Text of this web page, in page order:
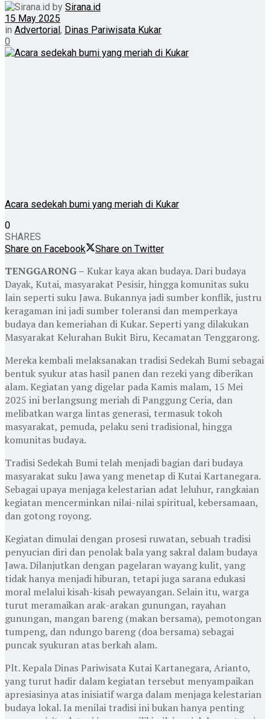
by Sirana.id
15 May 2025
in Advertorial, Dinas Pariwisata Kukar
0
Acara sedekah bumi yang meriah di Kukar
0
SHARES
Share on Facebook
Share on Twitter
TENGGARONG – Kukar kaya akan budaya. Dari budaya
Dayak, Kutai, masyarakat Pesisir, hingga komunitas suku
lain seperti suku Jawa. Bukannya jadi sumber konflik, justru
keragaman ini jadi sumber toleransi dan memperkaya
budaya dan kemeriahan di Kukar. Seperti yang dilakukan
Masyarakat Kelurahan Bukit Biru, Kecamatan Tenggarong.
Mereka kembali melaksanakan tradisi Sedekah Bumi sebagai
bentuk syukur atas hasil panen dan rezeki yang diberikan
alam. Kegiatan yang digelar pada Kamis malam, 15 Mei
2025 ini berlangsung meriah di Panggung Ceria, dan
melibatkan warga lintas generasi, termasuk tokoh
masyarakat, pemuda, pelaku seni tradisional, hingga
komunitas budaya.
Tradisi Sedekah Bumi telah menjadi bagian dari budaya
masyarakat suku Jawa yang menetap di Kutai Kartanegara.
Sebagai upaya menjaga kelestarian adat leluhur, rangkaian
kegiatan mencerminkan nilai-nilai spiritual, kebersamaan,
dan gotong royong.
Kegiatan dimulai dengan prosesi ruwatan, sebuah tradisi
penyucian diri dan penolak bala yang sakral dalam budaya
Jawa. Dilanjutkan dengan pagelaran wayang kulit, yang
tidak hanya menjadi hiburan, tetapi juga sarana edukasi
moral melalui kisah-kisah pewayangan. Selain itu, warga
turut meramaikan arak-arakan gunungan, rayahan
gunungan, mangan bareng (makan bersama), pemotongan
tumpeng, dan ndungo bareng (doa bersama) sebagai
puncak syukuran atas berkah alam.
Plt. Kepala Dinas Pariwisata Kutai Kartanegara, Arianto,
yang turut hadir dalam kegiatan tersebut menyampaikan
apresiasinya atas inisiatif warga dalam menjaga kelestarian
budaya lokal. Ia menilai tradisi ini bukan hanya penting